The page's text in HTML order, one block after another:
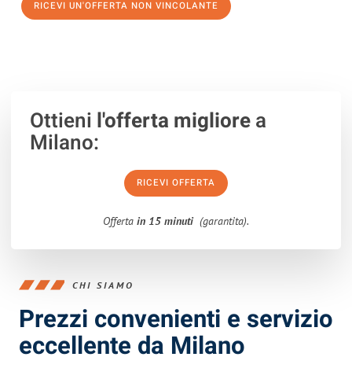
RICEVI UN'OFFERTA NON VINCOLANTE
Ottieni l'offerta migliorea
Milano:
RICEVI OFFERTA
Offerta in 15 minuti (garantita).
CHI SIAMO
Prezzi convenienti e servizio
eccellente da Milano